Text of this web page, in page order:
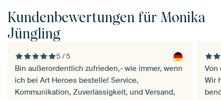
Kundenbewertungen für Monika
Jüngling
5 / 5
Bin außerordentlich zufrieden,- wie immer, wenn
ich bei Art Heroes bestelle! Service,
Kommunikation, Zuverlässigkeit, und Versand,
Von
Wir